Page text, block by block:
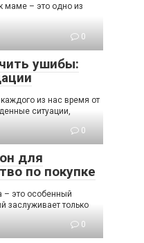
маме – это одно из
0
ушибы:
каждого из нас время от
ситуации,
0
для
по покупке
– это особенный
заслуживает только
0